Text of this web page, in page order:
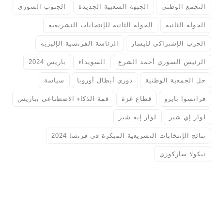
التجمع الوطني الجبهة الشعبية الجديدة الجنوب السوري
الجولة الثانية الجولة الثانية للإنتخابات التشريعية
الحزب الإشتراكي لليسار الرئاسة الفرنسية الإليزيه
الرئيس السوري أحمد الشرع السويداء باريس 2024
حل الجمعية الوطنية دوري أبطال أوروبا سياسة
فرانسوا بايرو قطاع غزة قمة الذكاء الاصطناعي بباريس
لوار إي شير لوار إيه شير
نتائج الإنتخابات التشريعية المبكرة في فرنسا 2024
نيكولا ساركوزي